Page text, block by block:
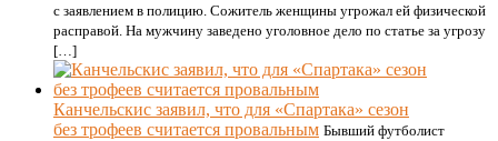
с заявлением в полицию. Сожитель женщины угрожал ей физической
расправой. На мужчину заведено уголовное дело по статье за угрозу
[…]
Канчельскис заявил, что для «Спартака» сезон
без трофеев считается провальным Бывший футболист